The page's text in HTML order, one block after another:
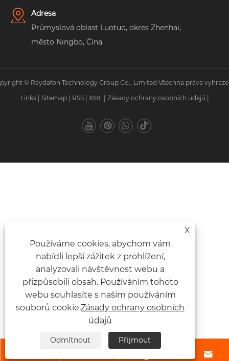
Adresa
Průmyslová oblast Luotuo, okres Zhenhai,
město Ningbo, Čína
© Raydafon Technology Group Co., Limited Všechna práva
Links
Sitemap RSS XML Zásady ochrany osobních údajů

X
Používáme cookies, abychom vám
nabídli lepší zážitek z prohlížení,
analyzovali návštěvnost webu a
přizpůsobili obsah. Používáním tohoto
webu souhlasíte s naším používáním
souborů cookie.Zásady ochrany osobních
údajů
Odmítnout Přijmout